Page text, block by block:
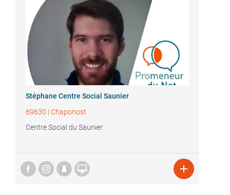
Stéphane Centre Social Saunier
69630 | Chaponost
Centre Social du Saunier
 